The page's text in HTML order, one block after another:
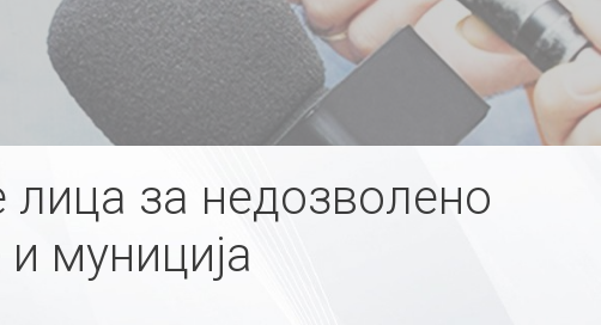
лица за недозволено
муниција